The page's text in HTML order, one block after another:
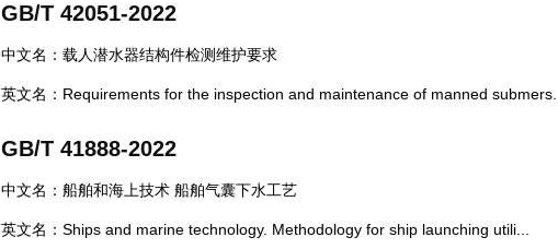
GB/T 42051-2022
中文名：载人潜水器结构件检测维护要求
英文名：Requirements for the inspection and maintenance of manned submers...
GB/T 41888-2022
中文名：船舶和海上技术 船舶气囊下水工艺
英文名：Ships and marine technology. Methodology for ship launching utili...